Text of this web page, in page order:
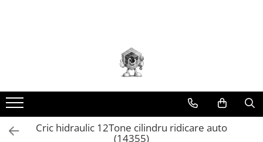
taiere/slefuire/polizare/curatare
Amestecatoare
Aparat frezat / taiat
Cric hidraulic 12Tone cilindru ridicare auto
(14355)